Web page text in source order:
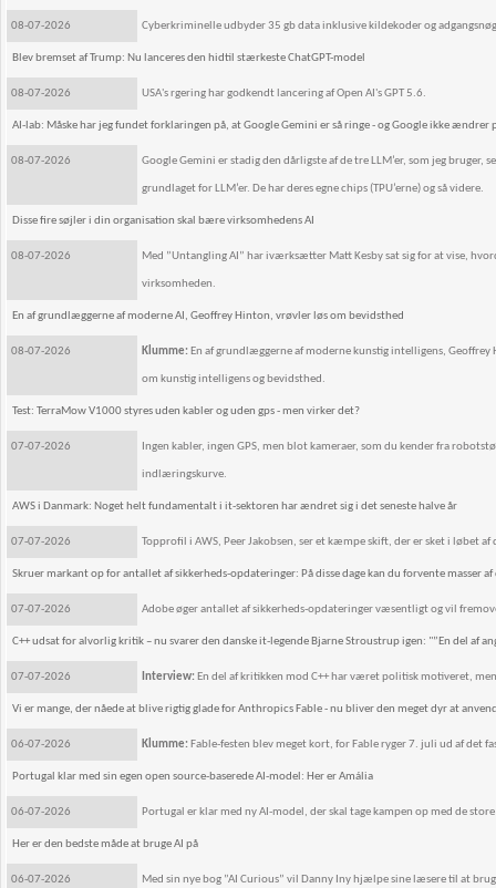
08-07-2026 Cyberkriminelle udbyder 35 gb data inklusive kildekoder og
Blev bremset af Trump: Nu lanceres den hidtil stærkeste ChatGPT-model
08-07-2026 USA's rgering har godkendt lancering af Open AI's GPT 5.6.
AI-lab: Måske har jeg fundet forklaringen på, at Google Gemini er så ringe - og Google ikke ændrer
08-07-2026 Google Gemini er stadig den dårligste af de tre LLM’er, som jeg
grundlaget for LLM’er. De har deres egne chips (TPU’erne) og så videre.
Disse fire søjler i din organisation skal bære virksomhedens AI
08-07-2026 Med ”Untangling AI” har iværksætter Matt Kesby sat sig for at vise,
virksomheden.
En af grundlæggerne af moderne AI, Geoffrey Hinton, vrøvler løs om bevidsthed
08-07-2026 Klumme: En af grundlæggerne af moderne kunstig intelligens,
om kunstig intelligens og bevidsthed.
Test: TerraMow V1000 styres uden kabler og uden gps - men virker det?
07-07-2026 Ingen kabler, ingen GPS, men blot kameraer, som du kender fra
indlæringskurve.
AWS i Danmark: Noget helt fundamentalt i it-sektoren har ændret sig i det seneste halve år
07-07-2026 Topprofil i AWS, Peer Jakobsen, ser et kæmpe skift, der er sket i løbet af
Skruer markant op for antallet af sikkerheds-opdateringer: På disse dage kan du forvente masser af
07-07-2026 Adobe øger antallet af sikkerheds-opdateringer væsentligt og vil
C++ udsat for alvorlig kritik – nu svarer den danske it-legende Bjarne Stroustrup igen: "”En del af
07-07-2026 Interview: En del af kritikken mod C++ har været politisk motiveret,
Vi er mange, der nåede at blive rigtig glade for Anthropics Fable - nu bliver den meget dyr at
06-07-2026 Klumme: Fable-festen blev meget kort, for Fable ryger 7. juli ud af det
Portugal klar med sin egen open source-baserede AI-model: Her er Amália
06-07-2026 Portugal er klar med ny AI-model, der skal tage kampen op med de
Her er den bedste måde at bruge AI på
06-07-2026 Med sin nye bog ”AI Curious” vil Danny Iny hjælpe sine læsere til at